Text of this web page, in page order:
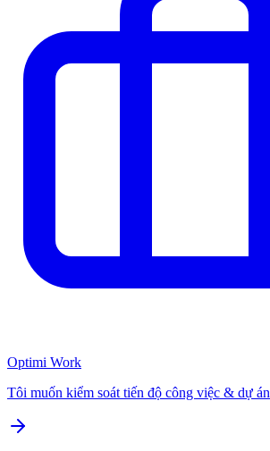
Optimi Work
Tôi muốn kiểm soát tiến độ công việc & dự án